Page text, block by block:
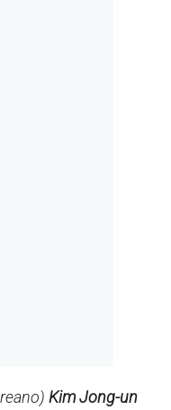
Kim Jong-un